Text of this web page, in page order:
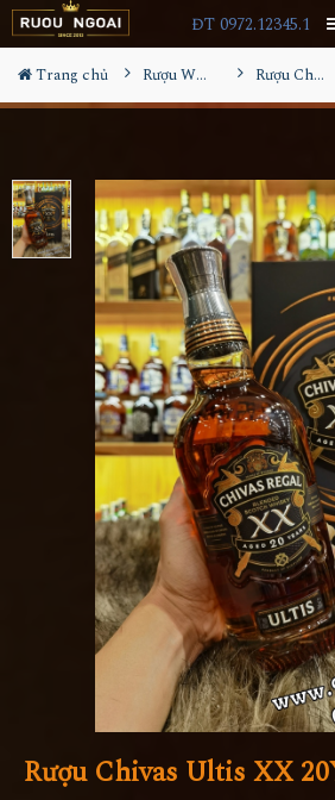
ĐT 0972.12345.1
Trang chủ Rượu Whisky Rượu Chivas Ultis XX 20YO
Rượu Chivas Ultis XX